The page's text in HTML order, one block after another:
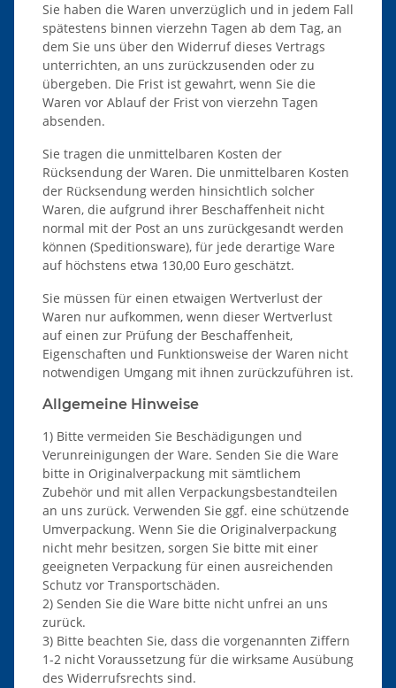
Sie haben die Waren unverzüglich und in jedem Fall
spätestens binnen vierzehn Tagen ab dem Tag, an
dem Sie uns über den Widerruf dieses Vertrags
unterrichten, an uns zurückzusenden oder zu
übergeben. Die Frist ist gewahrt, wenn Sie die
Waren vor Ablauf der Frist von vierzehn Tagen
absenden.
Sie tragen die unmittelbaren Kosten der
Rücksendung der Waren. Die unmittelbaren Kosten
der Rücksendung werden hinsichtlich solcher
Waren, die aufgrund ihrer Beschaffenheit nicht
normal mit der Post an uns zurückgesandt werden
können (Speditionsware), für jede derartige Ware
auf höchstens etwa 130,00 Euro geschätzt.
Sie müssen für einen etwaigen Wertverlust der
Waren nur aufkommen, wenn dieser Wertverlust
auf einen zur Prüfung der Beschaffenheit,
Eigenschaften und Funktionsweise der Waren nicht
notwendigen Umgang mit ihnen zurückzuführen ist.
Allgemeine Hinweise
1) Bitte vermeiden Sie Beschädigungen und
Verunreinigungen der Ware. Senden Sie die Ware
bitte in Originalverpackung mit sämtlichem
Zubehör und mit allen Verpackungsbestandteilen
an uns zurück. Verwenden Sie ggf. eine schützende
Umverpackung. Wenn Sie die Originalverpackung
nicht mehr besitzen, sorgen Sie bitte mit einer
geeigneten Verpackung für einen ausreichenden
Schutz vor Transportschäden.
2) Senden Sie die Ware bitte nicht unfrei an uns
zurück.
3) Bitte beachten Sie, dass die vorgenannten Ziffern
1-2 nicht Voraussetzung für die wirksame Ausübung
des Widerrufsrechts sind.